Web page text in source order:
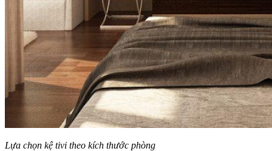
Lựa chọn kệ tivi theo kích thước phòng